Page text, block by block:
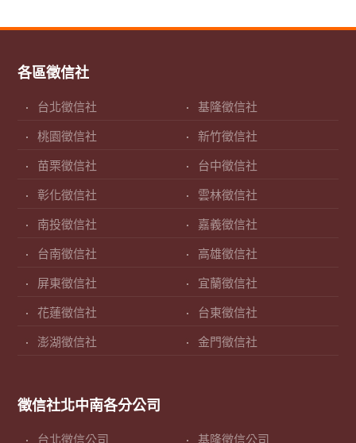
各區徵信社
台北徵信社 基隆徵信社
桃園徵信社 新竹徵信社
苗栗徵信社 台中徵信社
彰化徵信社 雲林徵信社
南投徵信社 嘉義徵信社
台南徵信社 高雄徵信社
屏東徵信社 宜蘭徵信社
花蓮徵信社 台東徵信社
澎湖徵信社 金門徵信社
徵信社北中南各分公司
台北徵信公司 基隆徵信公司